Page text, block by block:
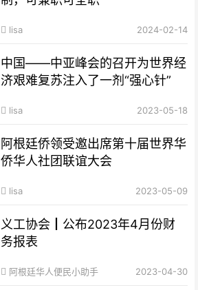
lisa 2024-02-14
中国——中亚峰会的召开为世界经
济艰难复苏注入了一剂“强心针”
lisa 2023-05-18
阿根廷侨领受邀出席第十届世界华
侨华人社团联谊大会
lisa 2023-05-09
义工协会┃公布2023年4月份财
务报表
阿根廷华人便民小助手 2023-04-30